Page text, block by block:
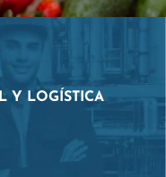
Y LOGÍSTICA